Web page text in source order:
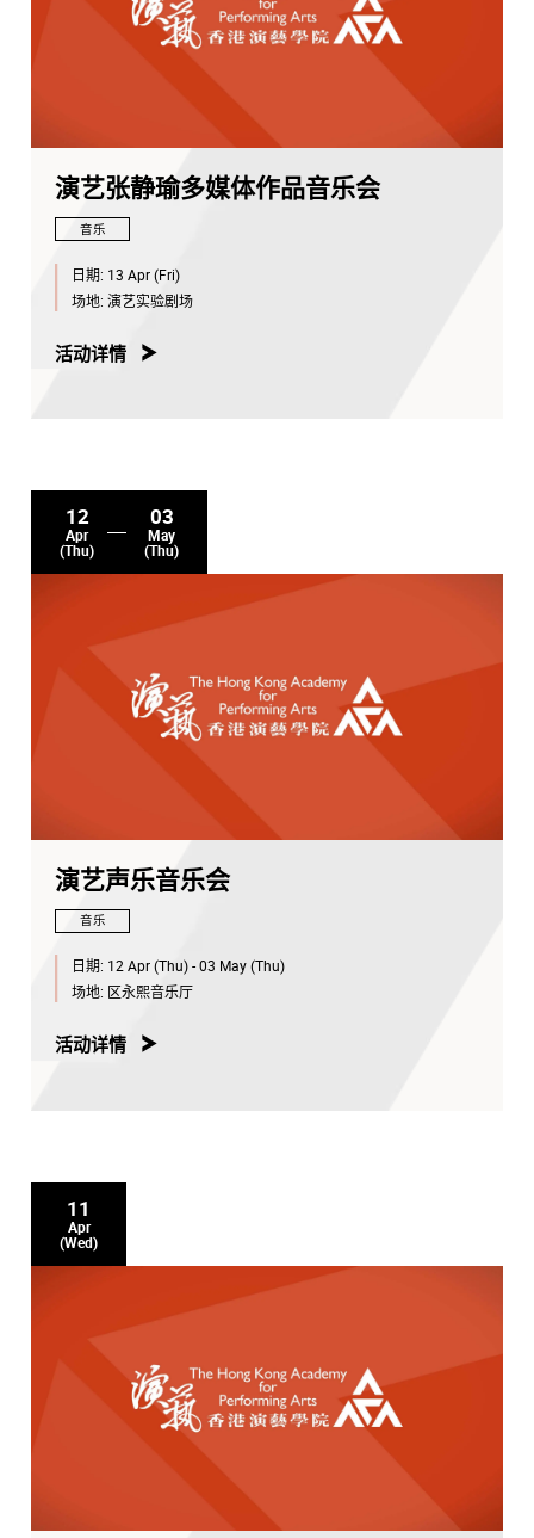
演艺张静瑜多媒体作品音乐会
音乐
日期: 13 Apr (Fri)
场地: 演艺实验剧场
活动详情
12
Apr
(Thu)
03
May
(Thu)
演艺声乐音乐会
音乐
日期: 12 Apr (Thu) - 03 May (Thu)
场地: 区永熙音乐厅
活动详情
11
Apr
(Wed)